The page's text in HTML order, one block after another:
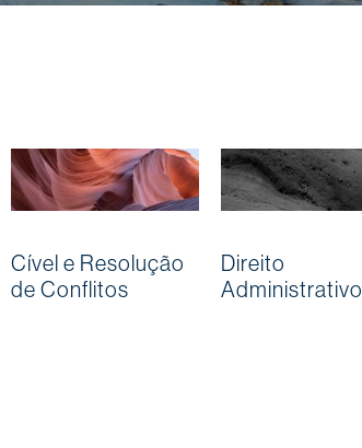
Cível e Resolução
de Conflitos
Direito
Administrativo